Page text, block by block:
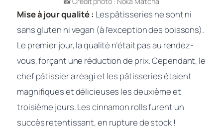
Mise à jour qualité : Les pâtisseries ne sont ni
sans gluten ni vegan (à l’exception des boissons).
Le premier jour, la qualité n’était pas au rendez-
vous, forçant une réduction de prix. Cependant, le
chef pâtissier a réagi et les pâtisseries étaient
magnifiques et délicieuses les deuxième et
troisième jours. Les cinnamon rolls furent un
succès retentissant, en rupture de stock !